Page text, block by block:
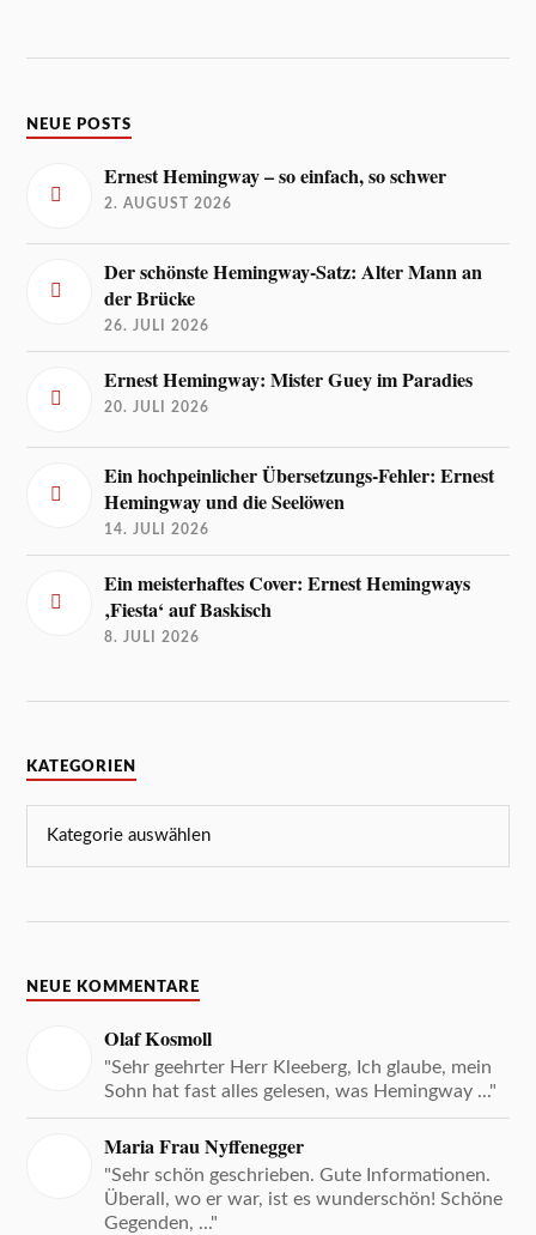
NEUE POSTS
Ernest Hemingway – so einfach, so schwer
2. AUGUST 2026
Der schönste Hemingway-Satz: Alter Mann an
der Brücke
26. JULI 2026
Ernest Hemingway: Mister Guey im Paradies
20. JULI 2026
Ein hochpeinlicher Übersetzungs-Fehler: Ernest
Hemingway und die Seelöwen
14. JULI 2026
Ein meisterhaftes Cover: Ernest Hemingways
‚Fiesta‘ auf Baskisch
8. JULI 2026
KATEGORIEN
NEUE KOMMENTARE
Olaf Kosmoll
"Sehr geehrter Herr Kleeberg, Ich glaube, mein
Sohn hat fast alles gelesen, was Hemingway ..."
Maria Frau Nyffenegger
"Sehr schön geschrieben. Gute Informationen.
Überall, wo er war, ist es wunderschön! Schöne
Gegenden, ..."